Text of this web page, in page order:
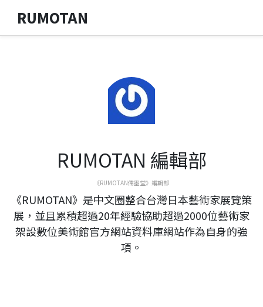
RUMOTAN
RUMOTAN 編輯部
《RUMOTAN儒墨堂》編輯部
《RUMOTAN》是中文圈整合台灣日本藝術家展覽策
展，並且累積超過20年經驗協助超過2000位藝術家
架設數位美術館官方網站資料庫網站作為自身的強
項。